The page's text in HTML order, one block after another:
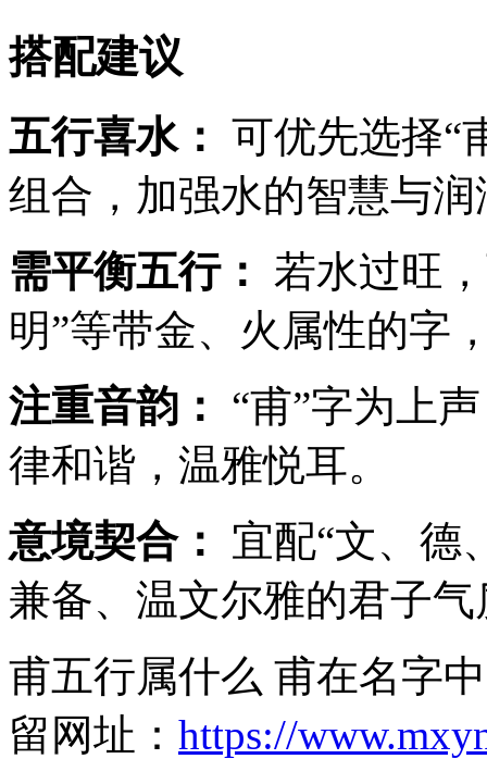
搭配建议
五行喜水： 可优先选择“
组合，加强水的智慧与
需平衡五行：
若水过旺
明”等带金、火属性的字
注重音韵：
“甫”字为上
律和谐，温雅悦耳。
意境契合：
宜配“文、德
兼备、温文尔雅的君子
甫五行属什么 甫在名字
留网址： https://